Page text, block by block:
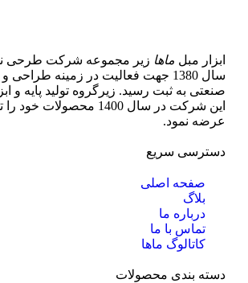
ابزار مبل ماها زیر مجموعه شرکت طرحی
سال 1380 جهت فعالیت در زمینه
صنعتی به ثبت رسید. زیرگروه تولید پایه و
این شرکت در سال 1400 محصولات
عرضه نمود.
دسترسی سریع
صفحه اصلی
بلاگ
درباره ما
تماس با ما
کاتالوگ ماها
دسته بندی محصولات